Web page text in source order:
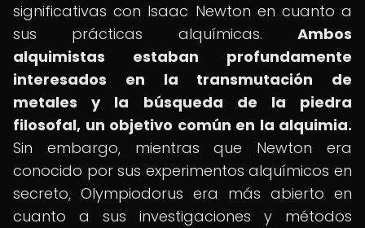
significativas con Isaac Newton en cuanto a
sus prácticas alquímicas. Ambos
alquimistas estaban profundamente
interesados en la transmutación de
metales y la búsqueda de la piedra
filosofal, un objetivo común en la alquimia.
Sin embargo, mientras que Newton era
conocido por sus experimentos alquímicos en
secreto, Olympiodorus era más abierto en
cuanto a sus investigaciones y métodos